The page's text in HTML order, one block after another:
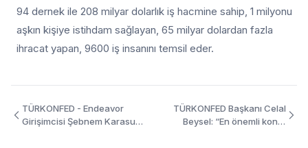
94 dernek ile 208 milyar dolarlık iş hacmine sahip, 1 milyonu
aşkın kişiye istihdam sağlayan, 65 milyar dolardan fazla
ihracat yapan, 9600 iş insanını temsil eder.
TÜRKONFED - Endeavor
Girişimcisi Şebnem Karasu
TÜRKONFED Başkanı Celal
Beysel: “En önemli konu,